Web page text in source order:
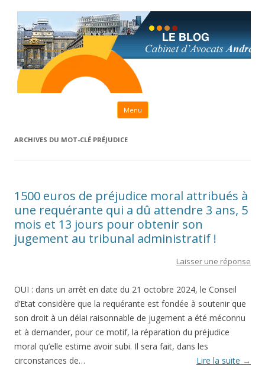
Menu Aller au contenu principal
ARCHIVES DU MOT-CLÉ PRÉJUDICE
1500 euros de préjudice moral attribués à
une requérante qui a dû attendre 3 ans, 5
mois et 13 jours pour obtenir son
jugement au tribunal administratif !
Laisser une réponse
OUI : dans un arrêt en date du 21 octobre 2024, le Conseil
d’Etat considère que la requérante est fondée à soutenir que
son droit à un délai raisonnable de jugement a été méconnu
et à demander, pour ce motif, la réparation du préjudice
moral qu’elle estime avoir subi. Il sera fait, dans les
circonstances de…
Lire la suite →